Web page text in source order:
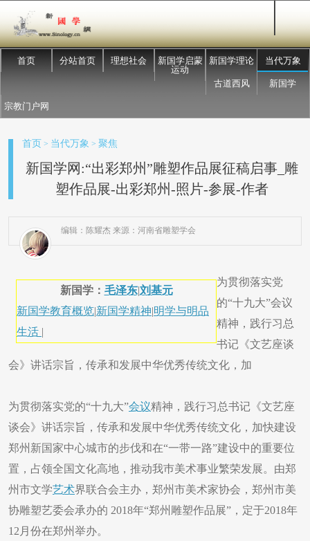
首页 分站首页 理想社会
新国学启蒙
运动
新国学理论 当代万象
古道西风 新国学
宗教门户网
首页 > 当代万象 > 聚焦
新国学网:“出彩郑州”雕塑作品展征稿启事_雕
塑作品展-出彩郑州-照片-参展-作者
编辑：陈耀杰 来源：河南省雕塑学会
新国学： 毛泽东|刘基元
新国学教育概览|新国学精神|明学与明品
生活 |
为贯彻落实党
的“十九大”会议
精神，践行习总
书记《文艺座谈
会》讲话宗旨，传承和发展中华优秀传统文化，加
为贯彻落实党的“十九大”会议精神，践行习总书记《文艺座
谈会》讲话宗旨，传承和发展中华优秀传统文化，加快建设
郑州新国家中心城市的步伐和在“一带一路”建设中的重要位
置，占领全国文化高地，推动我巿美术事业繁荣发展。由郑
州市文学艺术界联合会主办，郑州市美术家协会，郑州市美
协雕塑艺委会承办的 2018年“郑州雕塑作品展”，定于2018年
12月份在郑州举办。